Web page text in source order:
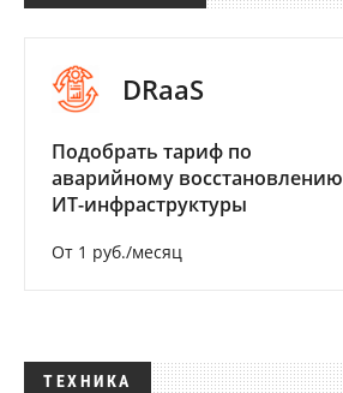
DRaaS
Подобрать тариф по
аварийному восстановлению
ИТ-инфраструктуры
От 1 руб./месяц
ТЕХНИКА